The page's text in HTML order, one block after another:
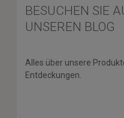
BESUCHEN SIE
UNSEREN BLOG
Alles über unsere
Entdeckungen.